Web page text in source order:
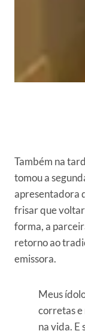
Também na
tomou a
apresentadora
frisar que
forma, a
retorno ao
emissora.
Meus
corretas e
na vida. E